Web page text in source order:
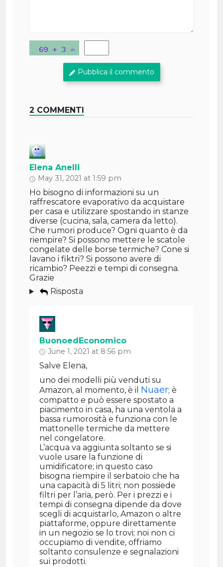
Pubblica il commento
2 COMMENTI
Elena Anelli
May 31, 2021 at 1:59 pm
Ho bisogno di informazioni su un
raffrescatore evaporativo da acquistare
per casa e utilizzare spostando in stanze
diverse (cucina, sala, camera da letto).
Che rumori produce? Ogni quanto è da
riempire? Si possono mettere le scatole
congelate delle borse termiche? Cone si
lavano i fiktri? Si possono avere di
ricambio? Peezzi e tempi di consegna.
Grazie
Risposta
BuonoedEconomico
June 1, 2021 at 8:56 pm
Salve Elena,
uno dei modelli più venduti su
Amazon, al momento, è il Nuaer; è
compatto e può essere spostato a
piacimento in casa, ha una ventola a
bassa rumorosità e funziona con le
mattonelle termiche da mettere
nel congelatore.
L’acqua va aggiunta soltanto se si
vuole usare la funzione di
umidificatore; in questo caso
bisogna riempire il serbatoio che ha
una capacità di 5 litri; non possiede
filtri per l’aria, però. Per i prezzi e i
tempi di consegna dipende da dove
scegli di acquistarlo, Amazon o altre
piattaforme, oppure direttamente
in un negozio se lo trovi; noi non ci
occupiamo di vendite, offriamo
soltanto consulenze e segnalazioni
sui prodotti.